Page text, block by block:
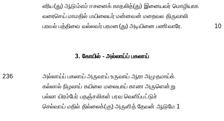
எரிய(து) ஆடும்எம் ஈசனைக் காதலித்(து) இனையவர் மொழியாக
வரைசெய் மாமதில் மயிலையர் மன்னவன் மறைவல திருவாலி
பரவல் பத்திவை வல்லவர் பரமன(து) அடியினை பணிவாரே.
10
3. கோயில் - அல்லாய்ப் பகலாய்
236
அல்லாய்ப் பகலாய் அருவாய் உருவாய் ஆரா அமுதமாய்க்
கல்லால் நிழலாய் கயிலை மலையாய் காண அருளென்று
பல்லா யிரம்பேர் பதஞ்சலிகள் பரவ வெளிப்பட்டுச்
செல்வாய் மதில் தில்லைக்(கு) அருளித் தேவன் ஆடுமே 1